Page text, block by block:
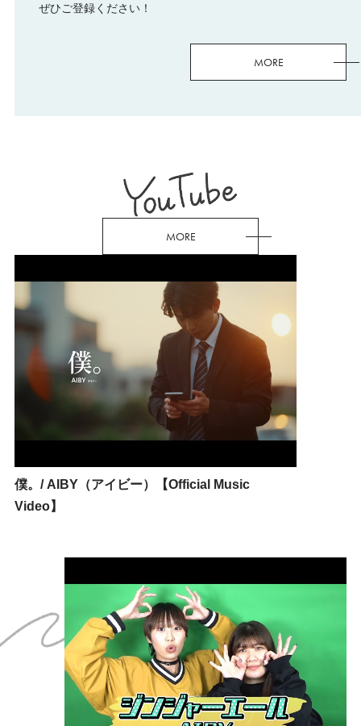
ぜひご登録ください！
MORE
僕。/ AIBY（アイビー）【Official Music
Video】
MORE